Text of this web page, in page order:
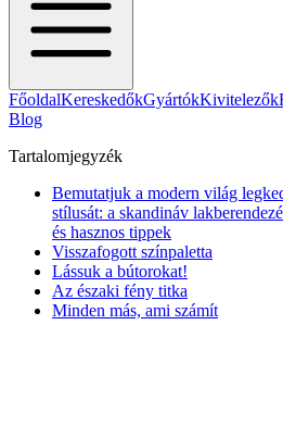
FőoldalKereskedőkGyártókKivitelezők
Blog
Tartalomjegyzék
Bemutatjuk a modern világ
stílusát: a skandináv
és hasznos tippek
Visszafogott színpaletta
Lássuk a bútorokat!
Az északi fény titka
Minden más, ami számít